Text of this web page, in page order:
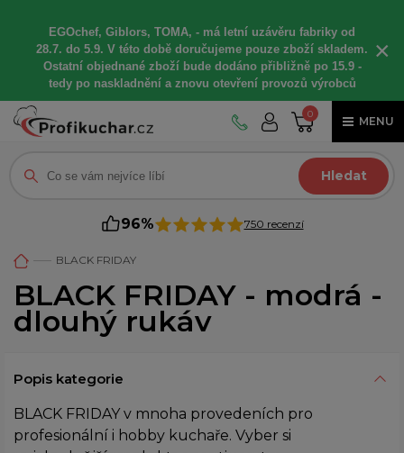
EGOchef, Giblors, TOMA, - má letní uzávěru fabriky od
28.7. do 5.9. V této době doručujeme pouze zboží skladem.
Ostatní objednané zboží bude dodáno přibližně po 15.9 -
tedy po naskladnění a znovu otevření provozů výrobců
×
0
MENU
Hledat
96% 750 recenzí
BLACK FRIDAY
BLACK FRIDAY - modrá -
dlouhý rukáv
Popis kategorie
BLACK FRIDAY v mnoha provedeních pro
profesionální i hobby kuchaře. Vyber si